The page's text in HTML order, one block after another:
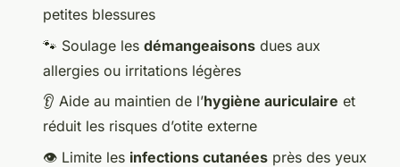
petites blessures
🐾 Soulage les démangeaisons dues aux
allergies ou irritations légères
👂 Aide au maintien de l’hygiène auriculaire et
réduit les risques d’otite externe
👁️ Limite les infections cutanées près des yeux